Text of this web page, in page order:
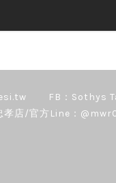
FB：Sothys
店/官方Line：